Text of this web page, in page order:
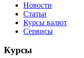
Новости
Статьи
Курсы валют
Сервисы
Курсы